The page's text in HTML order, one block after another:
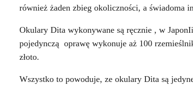
również żaden zbieg okoliczności, a świadoma
Okulary Dita wykonywane są ręcznie , w
pojedynczą oprawę wykonuje aż 100
złoto.
Wszystko to powoduje, ze okulary Dita są